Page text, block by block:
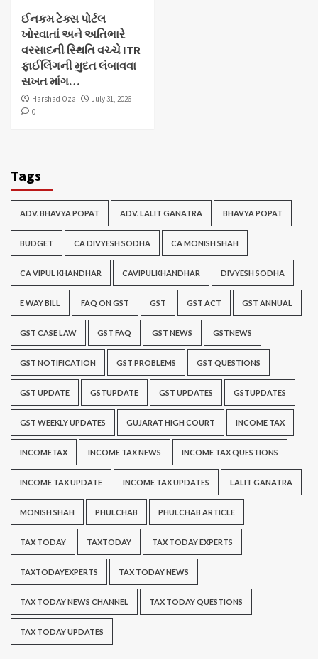
ઈનકમ ટેક્સ પોર્ટલ
ખોરવાતાં અને અતિભારે
વરસાદની સ્થિતિ વચ્ચે ITR
ફાઈલિંગની મુદત લંબાવવા
સખત માંગ…
Harshad Oza
July 31, 2026
0
Tags
ADV. BHAVYA POPAT ADV. LALIT GANATRA BHAVYA POPAT
BUDGET CA DIVYESH SODHA CA MONISH SHAH
CA VIPUL KHANDHAR CAVIPULKHANDHAR DIVYESH SODHA
E WAY BILL FAQ ON GST GST GST ACT GST ANNUAL
GST CASE LAW GST FAQ GST NEWS GSTNEWS
GST NOTIFICATION GST PROBLEMS GST QUESTIONS
GST UPDATE GSTUPDATE GST UPDATES GSTUPDATES
GST WEEKLY UPDATES GUJARAT HIGH COURT INCOME TAX
INCOMETAX INCOME TAX NEWS INCOME TAX QUESTIONS
INCOME TAX UPDATE INCOME TAX UPDATES LALIT GANATRA
MONISH SHAH PHULCHAB PHULCHAB ARTICLE
TAX TODAY TAXTODAY TAX TODAY EXPERTS
TAXTODAYEXPERTS TAX TODAY NEWS
TAX TODAY NEWS CHANNEL TAX TODAY QUESTIONS
TAX TODAY UPDATES